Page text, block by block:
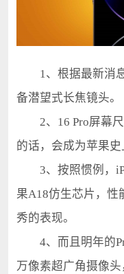
1、根据最新消息
备潜望式长焦镜头。
2、16 Pro屏幕尺
的话，会成为苹果史
3、按照惯例，
果A18仿生芯片，性
秀的表现。
4、而且明年的
万像素超广角摄像